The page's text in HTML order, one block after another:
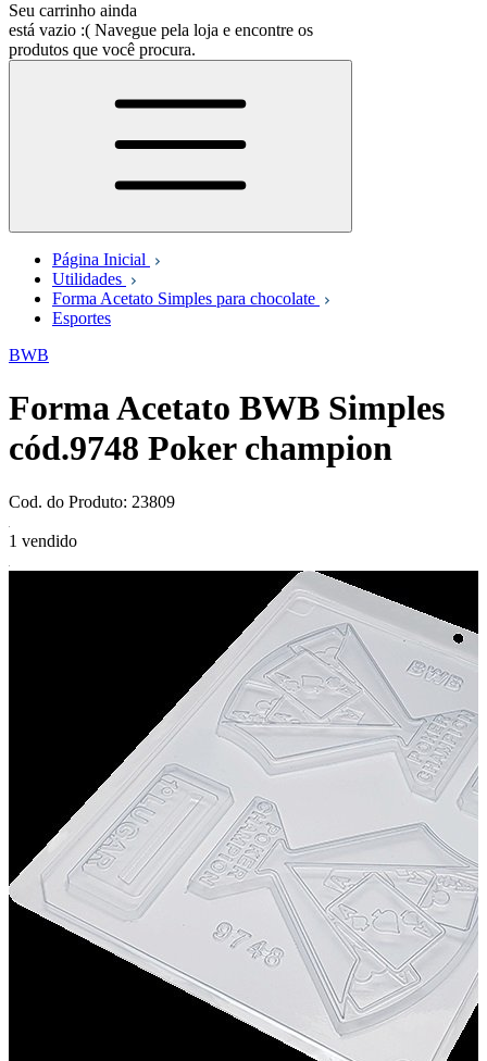
Seu carrinho ainda
está vazio :( Navegue pela loja e encontre os
produtos que você procura.
Página Inicial
Utilidades
Forma Acetato Simples para chocolate
Esportes
BWB
Forma Acetato BWB Simples
cód.9748 Poker champion
Cod. do Produto: 23809
1 vendido